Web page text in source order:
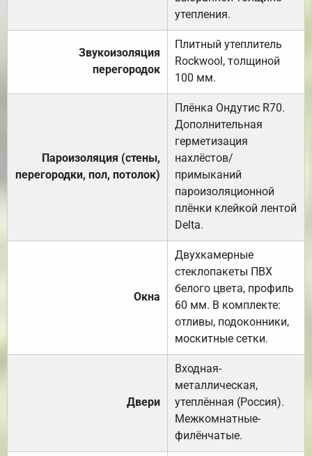
утепления.
Звукоизоляция
перегородок
Плитный утеплитель
Rockwool, толщиной
100 мм.
Пароизоляция (стены,
перегородки, пол, потолок)
Плёнка Ондутис R70.
Дополнительная
герметизация
нахлёстов/
примыканий
пароизоляционной
плёнки клейкой лентой
Delta.
Окна
Двухкамерные
стеклопакеты ПВХ
белого цвета, профиль
60 мм. В комплекте:
отливы, подоконники,
москитные сетки.
Двери
Входная-
металлическая,
утеплённая (Россия).
Межкомнатные-
филёнчатые.